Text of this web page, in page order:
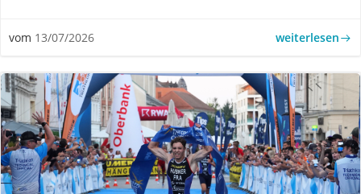
vom 13/07/2026 weiterlesen